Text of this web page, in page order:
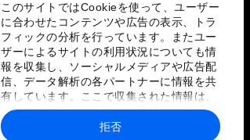
このサイトではCookieを使って、ユーザー
に合わせたコンテンツや広告の表示、トラ
フィックの分析を行っています。またユー
ザーによるサイトの利用状況についても情
報を収集し、ソーシャルメディアや広告配
信、データ解析の各パートナーに情報を共
有しています。ここで収集された情報は、
ユーザーが各パートナーに提供した他の情
報や各パートナーのサービスを使用した際
拒否